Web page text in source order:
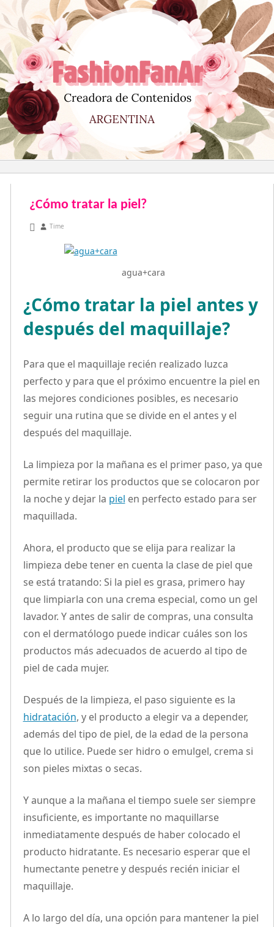
al
contenido
¿Cómo tratar la piel?
abril 8, 2011
Time
agua+cara
¿Cómo tratar la piel antes y
después del maquillaje?
Para que el maquillaje recién realizado luzca
perfecto y para que el próximo encuentre la piel en
las mejores condiciones posibles, es necesario
seguir una rutina que se divide en el antes y el
después del maquillaje.
La limpieza por la mañana es el primer paso, ya que
permite retirar los productos que se colocaron por
la noche y dejar la piel en perfecto estado para ser
maquillada.
Ahora, el producto que se elija para realizar la
limpieza debe tener en cuenta la clase de piel que
se está tratando: Si la piel es grasa, primero hay
que limpiarla con una crema especial, como un gel
lavador. Y antes de salir de compras, una consulta
con el dermatólogo puede indicar cuáles son los
productos más adecuados de acuerdo al tipo de
piel de cada mujer.
Después de la limpieza, el paso siguiente es la
hidratación, y el producto a elegir va a depender,
además del tipo de piel, de la edad de la persona
que lo utilice. Puede ser hidro o emulgel, crema si
son pieles mixtas o secas.
Y aunque a la mañana el tiempo suele ser siempre
insuficiente, es importante no maquillarse
inmediatamente después de haber colocado el
producto hidratante. Es necesario esperar que el
humectante penetre y después recién iniciar el
maquillaje.
A lo largo del día, una opción para mantener la piel